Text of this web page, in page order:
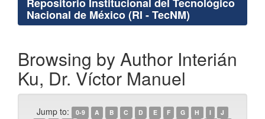
Nacional de México (RI - TecNM)
Browsing by Author Interián
Ku, Dr. Víctor Manuel
Jump to: 0-9 A B C D E F G H I
J